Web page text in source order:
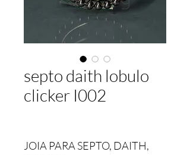
septo daith lobulo
clicker I002
JOIA PARA SEPTO, DAITH,